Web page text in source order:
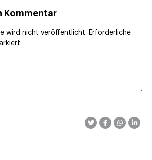
Kommentar
wird nicht veröffentlicht. Erforderliche